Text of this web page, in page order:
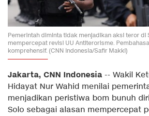
Pemerintah diminta tidak menjadikan aksi teror di
mempercepat revisi UU Antiterorisme.
komprehensif. (CNN Indonesia/Safir Makki)
Jakarta, CNN Indonesia -- Wakil
Hidayat Nur Wahid menilai
menjadikan peristiwa bom bunuh
Solo sebagai alasan mempercepat